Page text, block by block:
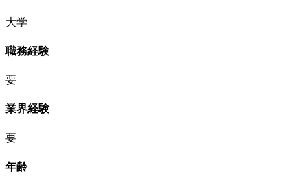
大学
職務経験
要
業界経験
要
年齢